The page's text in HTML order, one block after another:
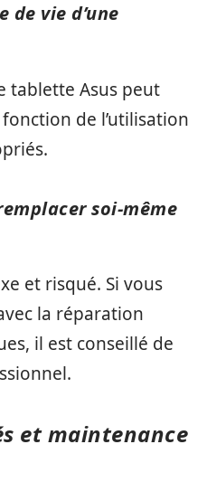
de vie d’une
tablette Asus peut
de l’utilisation
soi-même
et risqué. Si vous
la réparation
il est conseillé de
et maintenance